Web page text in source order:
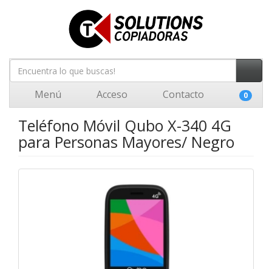
Menú Acceso Contacto 0
Teléfono Móvil Qubo X-340 4G
para Personas Mayores/ Negro